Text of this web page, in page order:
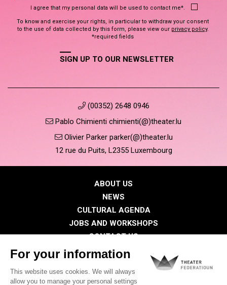
I agree that my personal data will be used to contact me*.
To know and exercise your rights, in particular to withdraw your consent
to the use of data collected by this form, please view our privacy policy.
*required fields
SIGN UP TO OUR NEWSLETTER
(00352) 2648 0946
Pablo Chimienti chimienti(@)theater.lu
Olivier Parker parker(@)theater.lu
12 rue du Puits, L2355 Luxembourg
ABOUT US
NEWS
CULTURAL AGENDA
JOBS AND WORKSHOPS
CONTACT US
PRESS